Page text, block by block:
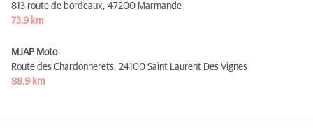
813 route de bordeaux, 47200 Marmande
73,9 km
MJAP Moto
Route des Chardonnerets, 24100 Saint Laurent Des Vignes
88,9 km